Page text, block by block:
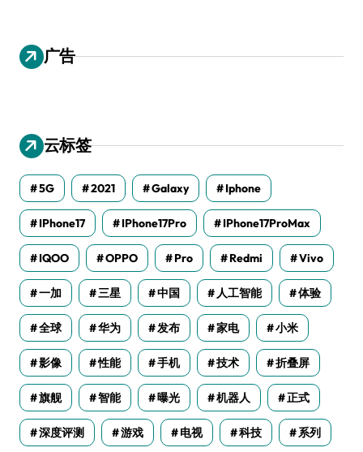
广告
云标签
5G 2021 Galaxy Iphone
IPhone17 IPhone17Pro IPhone17ProMax
IQOO OPPO Pro Redmi Vivo
一加 三星 中国 人工智能 体验
全球 华为 发布 家电 小米
影像 性能 手机 技术 折叠屏
旗舰 智能 曝光 机器人 正式
深度评测 游戏 电视 科技 系列